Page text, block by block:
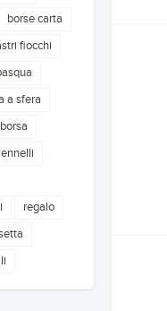
borse carta
fiocchi
a sfera
borsa
regalo